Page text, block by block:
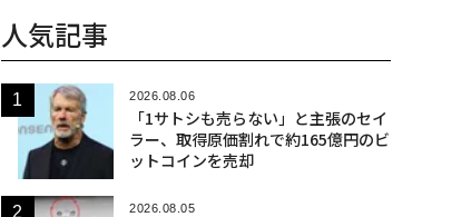
人気記事
2026.08.06
「1サトシも売らない」と主張のセイ
ラー、取得原価割れで約165億円のビ
ットコインを売却
2026.08.05